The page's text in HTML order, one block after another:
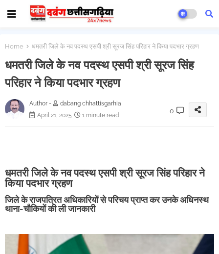
Home धमतरी जिले के नव पदस्थ एसपी श्री सूरज सिंह परिहार ने किया पदभार ग्रहण
धमतरी जिले के नव पदस्थ एसपी श्री सूरज सिंह
परिहार ने किया पदभार ग्रहण
Author -
dabang chhattisgarhia
April 21, 2025
1 minute read
0
धमतरी जिले के नव पदस्थ एसपी श्री सूरज सिंह परिहार ने
किया पदभार ग्रहण
जिले के राजपत्रित अधिकारियों से परिचय प्राप्त कर उनके अधिनस्थ
थाना-चौकियों की ली जानकारी